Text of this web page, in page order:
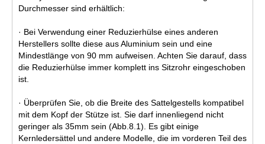
Durchmesser sind erhältlich:
· Bei Verwendung einer Reduzierhülse eines anderen
Herstellers sollte diese aus Aluminium sein und eine
Mindestlänge von 90 mm aufweisen. Achten Sie darauf, dass
die Reduzierhülse immer komplett ins Sitzrohr eingeschoben
ist.
· Überprüfen Sie, ob die Breite des Sattelgestells kompatibel
mit dem Kopf der Stütze ist. Sie darf innenliegend nicht
geringer als 35mm sein (Abb.8.1). Es gibt einige
Kernledersättel und andere Modelle, die im vorderen Teil des